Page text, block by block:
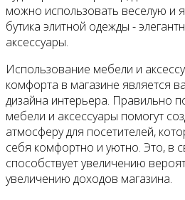
можно использовать веселую и
бутика элитной одежды -
аксессуары.
Использование мебели и
комфорта в магазине является
дизайна интерьера. Правильно
мебели и аксессуары помогут
атмосферу для посетителей,
себя комфортно и уютно. Это, в
способствует увеличению
увеличению доходов магазина.